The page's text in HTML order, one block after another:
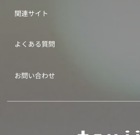
関連サイト
よくある質問
お問い合わせ